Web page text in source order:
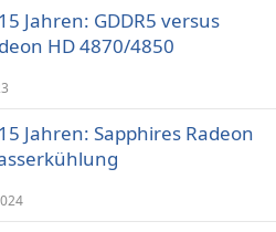
Jahren: GDDR5 versus
HD 4870/4850
Jahren: Sapphires Radeon